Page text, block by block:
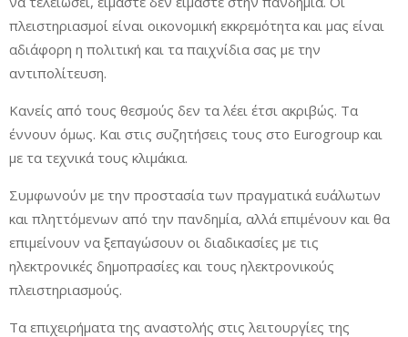
πλειστηριασμοί είναι οικονομική εκκρεμότητα και μας είναι
αδιάφορη η πολιτική και τα παιχνίδια σας με την
αντιπολίτευση.
Κανείς από τους θεσμούς δεν τα λέει έτσι ακριβώς. Τα
έννουν όμως. Και στις συζητήσεις τους στο Eurogroup και
με τα τεχνικά τους κλιμάκια.
Συμφωνούν με την προστασία των πραγματικά ευάλωτων
και πληττόμενων από την πανδημία, αλλά επιμένουν και θα
επιμείνουν να ξεπαγώσουν οι διαδικασίες με τις
ηλεκτρονικές δημοπρασίες και τους ηλεκτρονικούς
πλειστηριασμούς.
Τα επιχειρήματα της αναστολής στις λειτουργίες της